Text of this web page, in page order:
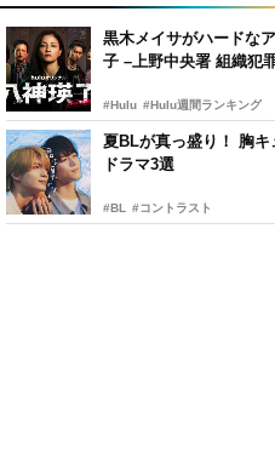
黒木メイサがハードな
子 –上野中央署 組織犯
#Hulu #Hulu週間ランキング
夏BLが真っ盛り！ 胸
ドラマ3選
#BL #コントラスト